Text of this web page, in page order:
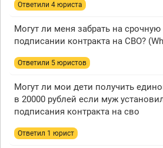
Ответили 4 юристa
Могут ли меня забрать на срочную
подписании контракта на СВО?
Ответили 5 юристов
Могут ли мои дети получить
в 20000 рублей если муж
подписания контракта на сво
Ответил 1 юрист